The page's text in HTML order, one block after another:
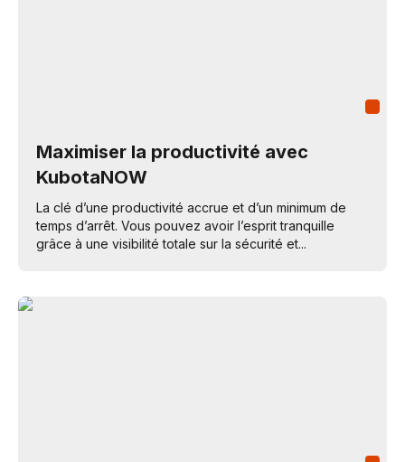
Maximiser la productivité avec
KubotaNOW
La clé d’une productivité accrue et d’un minimum de
temps d’arrêt. Vous pouvez avoir l’esprit tranquille
grâce à une visibilité totale sur la sécurité et...